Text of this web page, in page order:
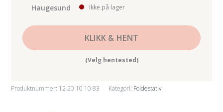
Haugesund Ikke på lager
KLIKK & HENT
(Velg hentested)
Produktnummer: 12 20 10 10 83 Kategori: Foldestativ